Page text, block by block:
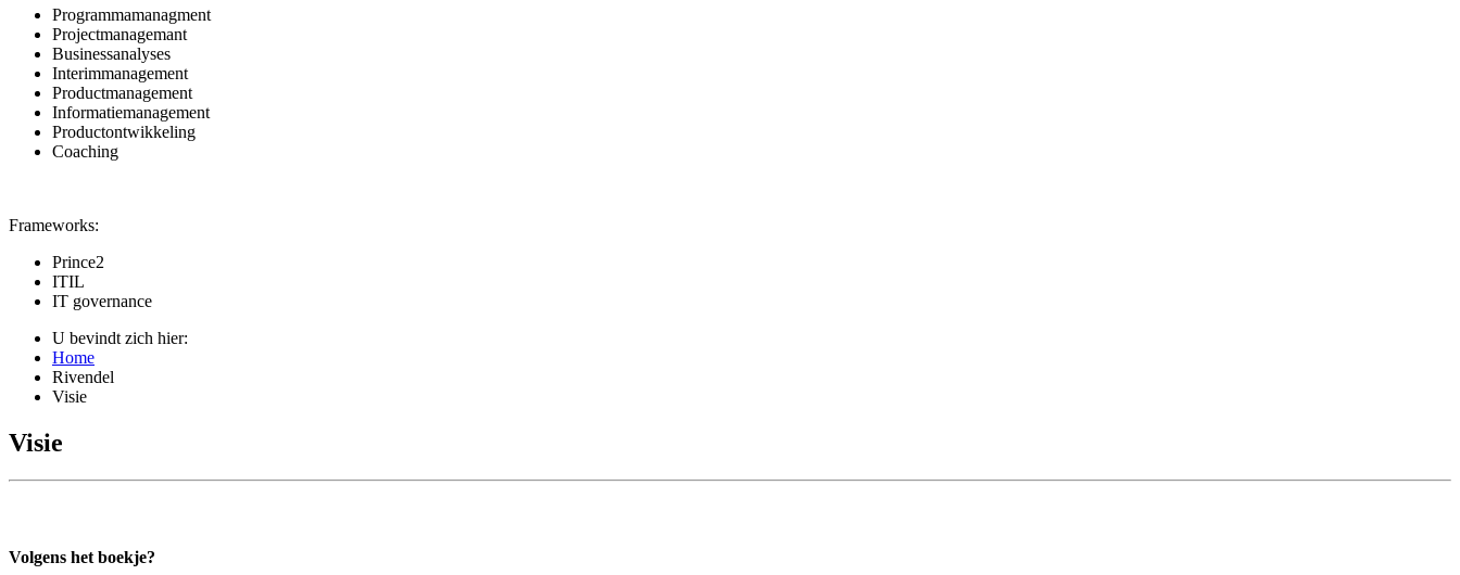
Programmamanagment
Projectmanagemant
Businessanalyses
Interimmanagement
Productmanagement
Informatiemanagement
Productontwikkeling
Coaching
Frameworks:
Prince2
ITIL
IT governance
U bevindt zich hier:
Home
Rivendel
Visie
Visie
Volgens het boekje?